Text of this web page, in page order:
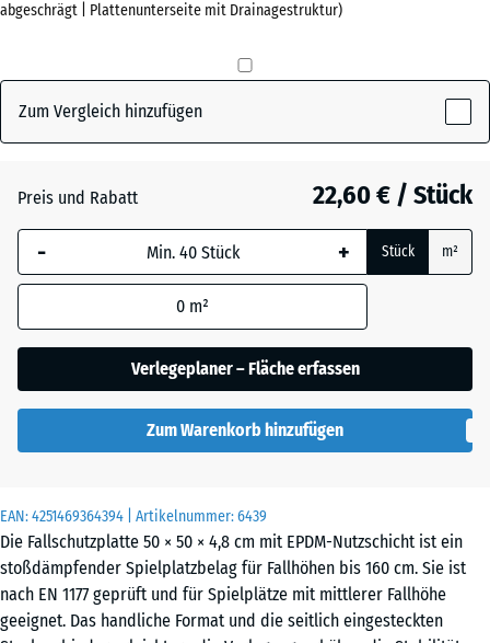
EAN:4251469364394 | Artikelnummer:6439
Die Fallschutzplatte 50 × 50 × 4,8 cm mit EPDM-Nutzschicht ist ein
stoßdämpfender Spielplatzbelag für Fallhöhen bis 160 cm. Sie ist
nach EN 1177 geprüft und für Spielplätze mit mittlerer Fallhöhe
geeignet. Das handliche Format und die seitlich eingesteckten
Farbpalette
Lounge(active)
Atlantik
Dunkelgrauer
- 0,30 €
Rasen
Grauer
Granit
abgeschrägt | Plattenunterseite mit Drainagestruktur)
Zum Vergleich hinzufügen
Preis und Rabatt 22,60 € / Stück
- + Stück m²
0 m²
Verlegeplaner – Fläche erfassen
Zum Warenkorb hinzufügen